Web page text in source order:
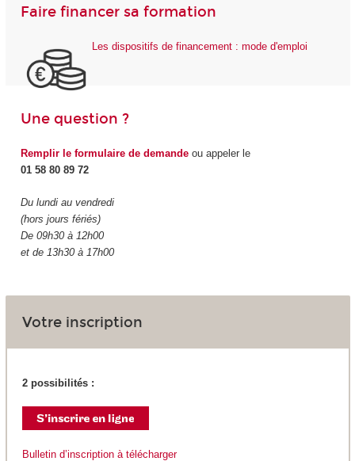
Faire financer sa formation
Les dispositifs de financement : mode d'emploi
Une question ?
Remplir le formulaire de demandeou appeler le
01 58 80 89 72
Du lundi au vendredi
(hors jours fériés)
De 09h30 à 12h00
et de 13h30 à 17h00
Votre inscription
2 possibilités :
Bulletin d’inscription à télécharger